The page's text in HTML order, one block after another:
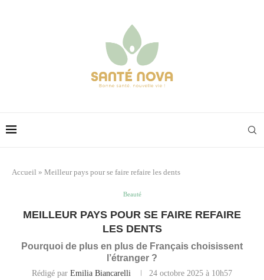
Accueil » Meilleur pays pour se faire refaire les dents
Beauté
MEILLEUR PAYS POUR SE FAIRE REFAIRE
LES DENTS
Pourquoi de plus en plus de Français choisissent
l’étranger ?
Rédigé par Emilia Biancarelli 24 octobre 2025 à 10h57